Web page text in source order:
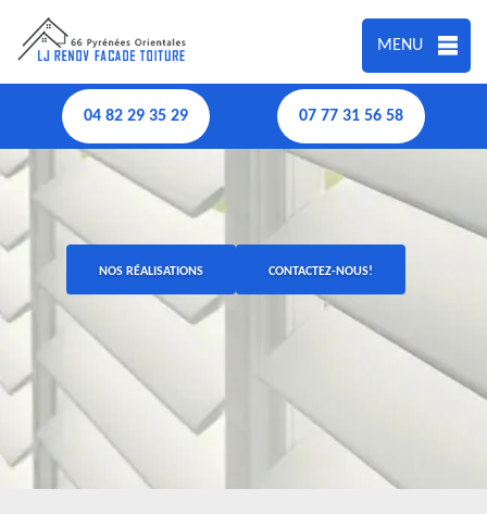
MENU
04 82 29 35 29 07 77 31 56 58
NOS RÉALISATIONS CONTACTEZ-NOUS!